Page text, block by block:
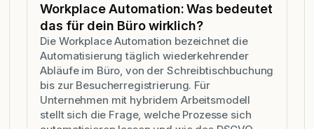
Workplace Automation: Was bedeutet
das für dein Büro wirklich?
Die Workplace Automation bezeichnet die
Automatisierung täglich wiederkehrender
Abläufe im Büro, von der Schreibtischbuchung
bis zur Besucherregistrierung. Für
Unternehmen mit hybridem Arbeitsmodell
stellt sich die Frage, welche Prozesse sich